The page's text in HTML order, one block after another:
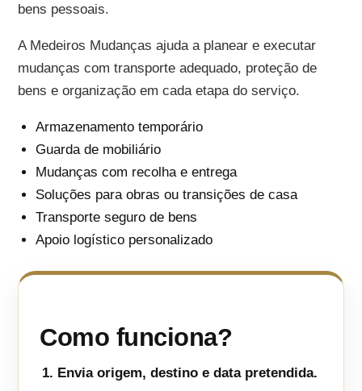
bens pessoais.
A Medeiros Mudanças ajuda a planear e executar
mudanças com transporte adequado, proteção de
bens e organização em cada etapa do serviço.
Armazenamento temporário
Guarda de mobiliário
Mudanças com recolha e entrega
Soluções para obras ou transições de casa
Transporte seguro de bens
Apoio logístico personalizado
Como funciona?
Envia origem, destino e data pretendida.